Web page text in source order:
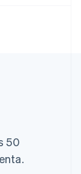
50